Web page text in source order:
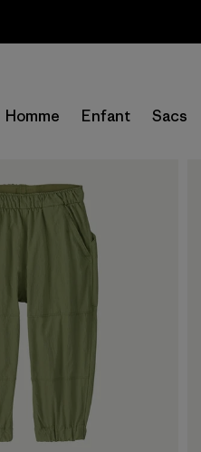
Homme Enfant Sacs